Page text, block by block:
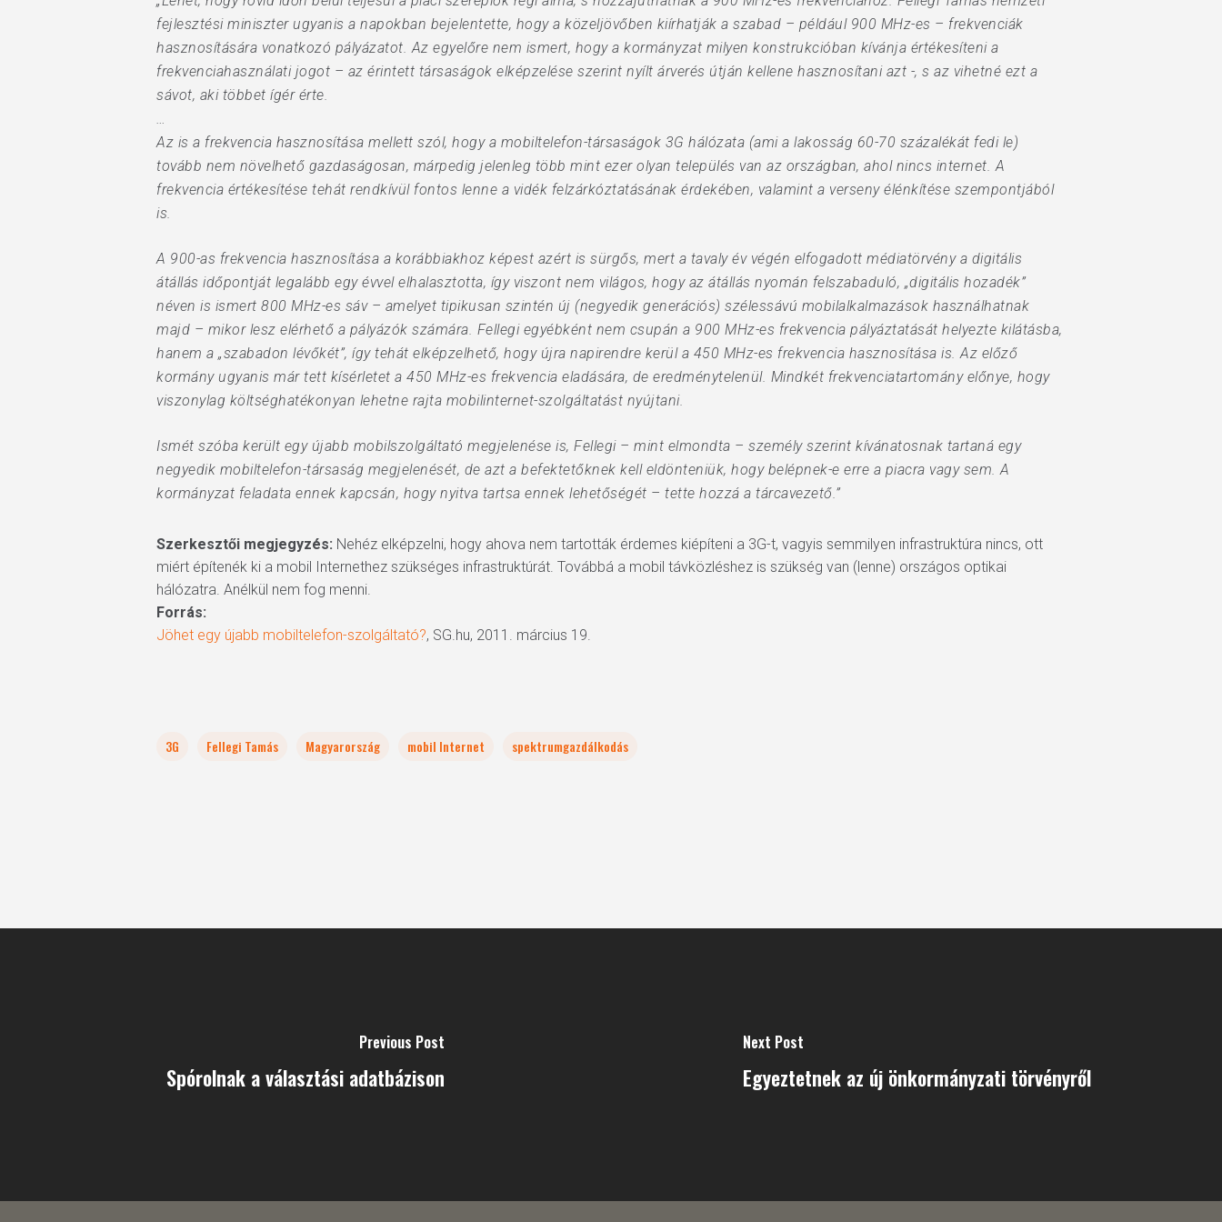
fejlesztési miniszter ugyanis a napokban bejelentette, hogy a közeljövőben kiírhatják a szabad – például 900 MHz-es – frekvenciák
hasznosítására vonatkozó pályázatot. Az egyelőre nem ismert, hogy a kormányzat milyen konstrukcióban kívánja értékesíteni a
frekvenciahasználati jogot – az érintett társaságok elképzelése szerint nyílt árverés útján kellene hasznosítani azt -, s az vihetné ezt a
sávot, aki többet ígér érte.
…
Az is a frekvencia hasznosítása mellett szól, hogy a mobiltelefon-társaságok 3G hálózata (ami a lakosság 60-70 százalékát fedi le)
tovább nem növelhető gazdaságosan, márpedig jelenleg több mint ezer olyan település van az országban, ahol nincs internet. A
frekvencia értékesítése tehát rendkívül fontos lenne a vidék felzárkóztatásának érdekében, valamint a verseny élénkítése szempontjából
is.
A 900-as frekvencia hasznosítása a korábbiakhoz képest azért is sürgős, mert a tavaly év végén elfogadott médiatörvény a digitális
átállás időpontját legalább egy évvel elhalasztotta, így viszont nem világos, hogy az átállás nyomán felszabaduló, „digitális hozadék”
néven is ismert 800 MHz-es sáv – amelyet tipikusan szintén új (negyedik generációs) szélessávú mobilalkalmazások használhatnak
majd – mikor lesz elérhető a pályázók számára. Fellegi egyébként nem csupán a 900 MHz-es frekvencia pályáztatását helyezte kilátásba,
hanem a „szabadon lévőkét”, így tehát elképzelhető, hogy újra napirendre kerül a 450 MHz-es frekvencia hasznosítása is. Az előző
kormány ugyanis már tett kísérletet a 450 MHz-es frekvencia eladására, de eredménytelenül. Mindkét frekvenciatartomány előnye, hogy
viszonylag költséghatékonyan lehetne rajta mobilinternet-szolgáltatást nyújtani.
Ismét szóba került egy újabb mobilszolgáltató megjelenése is, Fellegi – mint elmondta – személy szerint kívánatosnak tartaná egy
negyedik mobiltelefon-társaság megjelenését, de azt a befektetőknek kell eldönteniük, hogy belépnek-e erre a piacra vagy sem. A
kormányzat feladata ennek kapcsán, hogy nyitva tartsa ennek lehetőségét – tette hozzá a tárcavezető.”
Szerkesztői megjegyzés: Nehéz elképzelni, hogy ahova nem tartották érdemes kiépíteni a 3G-t, vagyis semmilyen infrastruktúra nincs, ott
miért építenék ki a mobil Internethez szükséges infrastruktúrát. Továbbá a mobil távközléshez is szükség van (lenne) országos optikai
hálózatra. Anélkül nem fog menni.
Forrás:
Jöhet egy újabb mobiltelefon-szolgáltató?, SG.hu, 2011. március 19.
3G Fellegi Tamás Magyarország mobil Internet spektrumgazdálkodás
Previous Post
Spórolnak a választási adatbázison
Next Post
Egyeztetnek az új önkormányzati törvényről